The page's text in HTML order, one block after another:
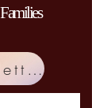
2026 Newsletter